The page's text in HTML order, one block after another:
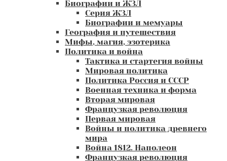
Биографии и ЖЗЛ
Серия ЖЗЛ
Биографии и мемуары
География и путешествия
Мифы, магия, эзотерика
Политика и война
Тактика и стартегия войны
Мировая политика
Политика Россия и СССР
Военная техника и форма
Вторая мировая
Французкая революция
Первая мировая
Войны и политика древнего
мира
Война 1812. Наполеон
Французкая революция